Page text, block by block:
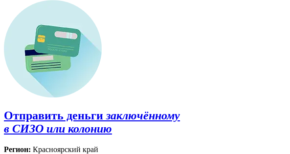
Отправить деньги заключённому
в СИЗО или колонию
Регион: Красноярский край